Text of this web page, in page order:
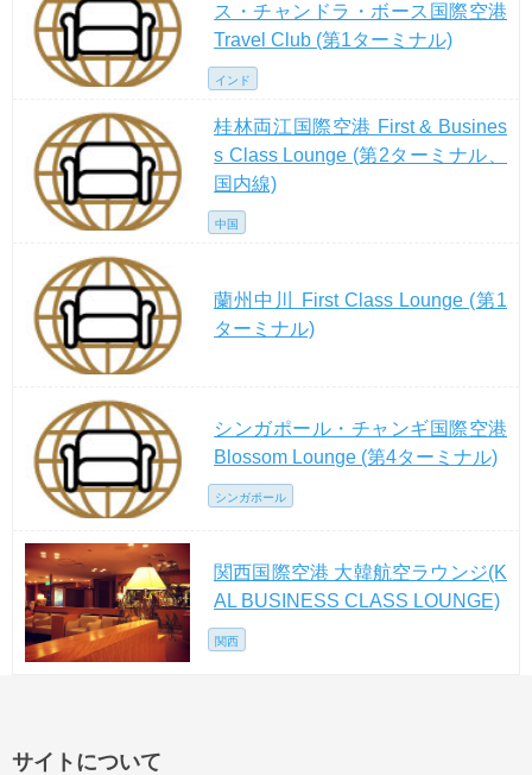
ス・チャンドラ・ボース国際空港
Travel Club (第1ターミナル)
インド
桂林両江国際空港 First & Busines
s Class Lounge (第2ターミナル、
国内線)
中国
蘭州中川 First Class Lounge (第1
ターミナル)
シンガポール・チャンギ国際空港
Blossom Lounge (第4ターミナル)
シンガポール
関西国際空港 大韓航空ラウンジ(K
AL BUSINESS CLASS LOUNGE)
関西
サイトについて